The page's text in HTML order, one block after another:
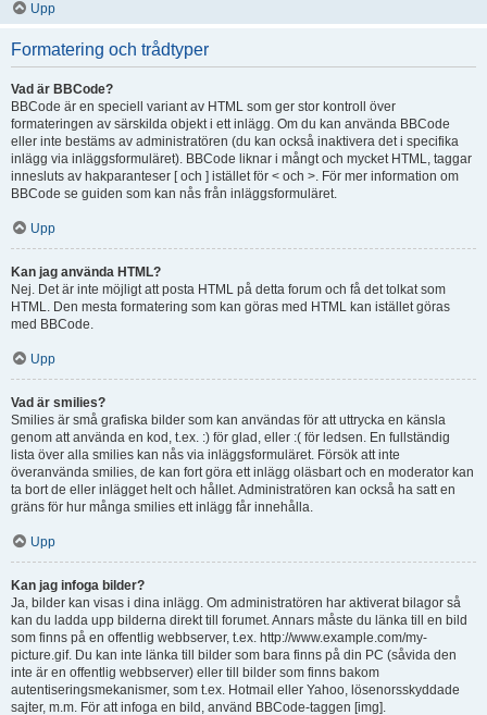
Upp
Formatering och trådtyper
Vad är BBCode?
BBCode är en speciell variant av HTML som ger stor kontroll över
formateringen av särskilda objekt i ett inlägg. Om du kan använda BBCode
eller inte bestäms av administratören (du kan också inaktivera det i specifika
inlägg via inläggsformuläret). BBCode liknar i mångt och mycket HTML, taggar
innesluts av hakparanteser [ och ] istället för < och >. För mer information om
BBCode se guiden som kan nås från inläggsformuläret.
Upp
Kan jag använda HTML?
Nej. Det är inte möjligt att posta HTML på detta forum och få det tolkat som
HTML. Den mesta formatering som kan göras med HTML kan istället göras
med BBCode.
Upp
Vad är smilies?
Smilies är små grafiska bilder som kan användas för att uttrycka en känsla
genom att använda en kod, t.ex. :) för glad, eller :( för ledsen. En fullständig
lista över alla smilies kan nås via inläggsformuläret. Försök att inte
överanvända smilies, de kan fort göra ett inlägg oläsbart och en moderator kan
ta bort de eller inlägget helt och hållet. Administratören kan också ha satt en
gräns för hur många smilies ett inlägg får innehålla.
Upp
Kan jag infoga bilder?
Ja, bilder kan visas i dina inlägg. Om administratören har aktiverat bilagor så
kan du ladda upp bilderna direkt till forumet. Annars måste du länka till en bild
som finns på en offentlig webbserver, t.ex. http://www.example.com/my-
picture.gif. Du kan inte länka till bilder som bara finns på din PC (såvida den
inte är en offentlig webbserver) eller till bilder som finns bakom
autentiseringsmekanismer, som t.ex. Hotmail eller Yahoo, lösenorsskyddade
sajter, m.m. För att infoga en bild, använd BBCode-taggen [img].